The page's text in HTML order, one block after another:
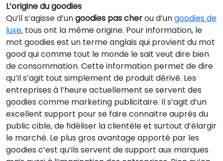
L’origine du goodies
Qu’il s’agisse d’ungoodies pas cherou d’ungoodies de
luxe, tous ont la même origine. Pour information, le
mot goodies est un terme anglais qui provient du mot
good qui comme tout le monde le sait veut dire bien
de consommation. Cette information permet de dire
qu’il s’agit tout simplement de produit dérivé. Les
entreprises à l’heure actuellement se servent des
goodies comme marketing publicitaire. Il s’agit d’un
excellent support pour se faire connaitre auprès du
public cible, de fidéliser la clientèle et surtout d’élargir
le marché. Le plus gros avantage apporté par les
goodies c’est qu’ils servent de support aux marques